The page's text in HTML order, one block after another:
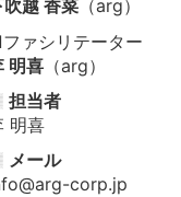
吹越 香菜 （arg）
ァシリテーター
明喜 （arg）
担当者
明喜
メール
corp.jp